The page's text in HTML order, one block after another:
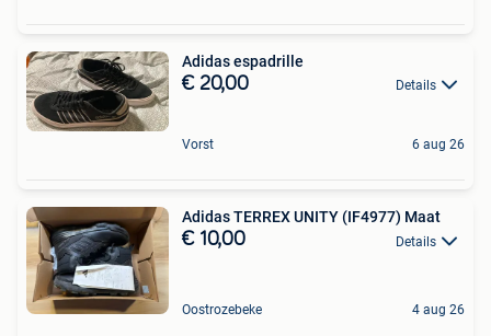
Adidas espadrille
€ 20,00 Details
Vorst 6 aug 26
Adidas TERREX UNITY (IF4977) Maat
€ 10,00 Details
Oostrozebeke 4 aug 26